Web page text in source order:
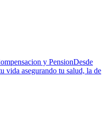
y PensionDesde
vida asegurando tu salud, la de